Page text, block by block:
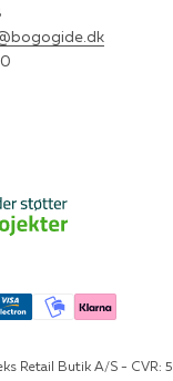
Retail Butik A/S - CVR: